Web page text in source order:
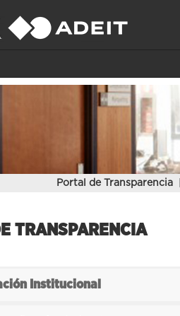
Portal de Transparencia
TRANSPARENCIA
Institucional